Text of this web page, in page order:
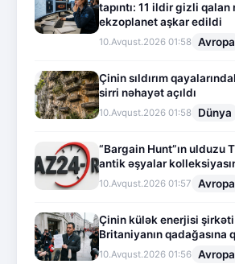
tapıntı: 11 ildir gizli qalan
ekzoplanet aşkar edildi
10.Avqust.2026 01:58 Avropa
Çinin sıldırım
sirri nəhayət açıldı
10.Avqust.2026 01:58 Dünya
“Bargain Hunt”ın ulduzu
antik əşyalar
10.Avqust.2026 01:57 Avropa
Çinin külək enerjisi
Britaniyanın qadağasına
10.Avqust.2026 01:56 Avropa